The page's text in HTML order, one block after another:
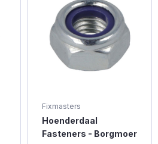
Fixmasters
Hoenderdaal
Fasteners - Borgmoer